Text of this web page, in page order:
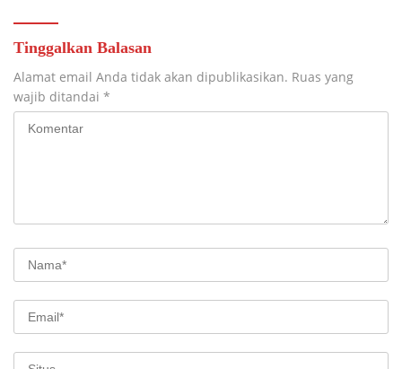
Tinggalkan Balasan
Alamat email Anda tidak akan dipublikasikan. Ruas yang
wajib ditandai *